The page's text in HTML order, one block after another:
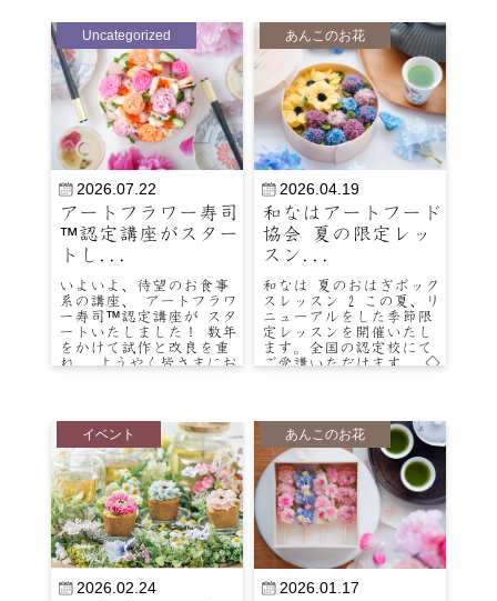
2026.07.22
アートフラワー寿司
™認定講座がスター
トし...
いよいよ、待望のお食事
系の講座、 アートフラワ
ー寿司™認定講座が スタ
ートいたしました！ 数年
をかけて試作と改良を重
ね、 ようやく皆さまにお
Uncategorized
2026.04.19
和なはアートフード
協会 夏の限定レッ
スン...
和なは 夏のおはぎボック
スレッスン 2 この夏、リ
ニューアルをした季節限
定レッスンを開催いたし
ます。全国の認定校にて
ご受講いただけます。 ◇
あんこのお花
2026.02.24
イベント
2026.01.17
あんこのお花